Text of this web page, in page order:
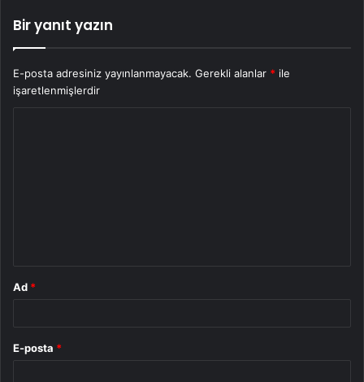
Bir yanıt yazın
E-posta adresiniz yayınlanmayacak. Gerekli alanlar * ile
işaretlenmişlerdir
Ad *
E-posta *